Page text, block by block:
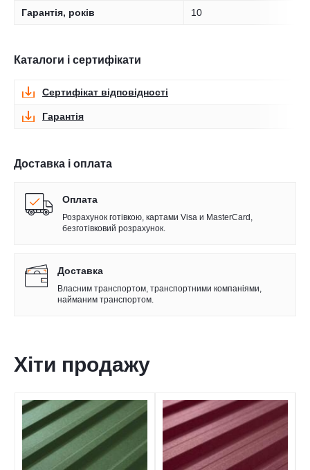
Гарантія, років 10
Каталоги і сертифікати
Сертифікат відповідності
Гарантія
Доставка і оплата
Оплата
Розрахунок готівкою, картами Visa и MasterCard,
безготівковий розрахунок.
Доставка
Власним транспортом, транспортними компаніями,
найманим транспортом.
Хіти продажу